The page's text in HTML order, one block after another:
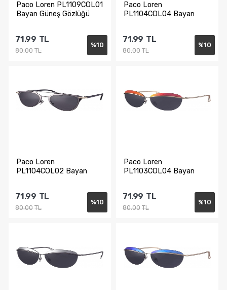
Paco Loren PL1109COL01
Bayan Güneş Gözlüğü
%10
71.99 TL
80.00 TL
Paco Loren
PL1104COL04 Bayan
%10
71.99 TL
80.00 TL
Paco Loren
PL1104COL02 Bayan
%10
71.99 TL
80.00 TL
Paco Loren
PL1103COL04 Bayan
%10
71.99 TL
80.00 TL